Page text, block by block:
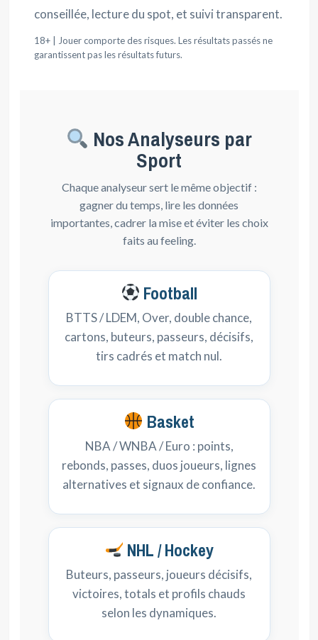
conseillée, lecture du spot, et suivi transparent.
18+ | Jouer comporte des risques. Les résultats passés ne
garantissent pas les résultats futurs.
Nos Analyseurs par
Sport
Chaque analyseur sert le même objectif :
gagner du temps, lire les données
importantes, cadrer la mise et éviter les choix
faits au feeling.
Football
BTTS / LDEM, Over, double chance,
cartons, buteurs, passeurs, décisifs,
tirs cadrés et match nul.
Basket
NBA / WNBA / Euro : points,
rebonds, passes, duos joueurs, lignes
alternatives et signaux de confiance.
NHL / Hockey
Buteurs, passeurs, joueurs décisifs,
victoires, totals et profils chauds
selon les dynamiques.